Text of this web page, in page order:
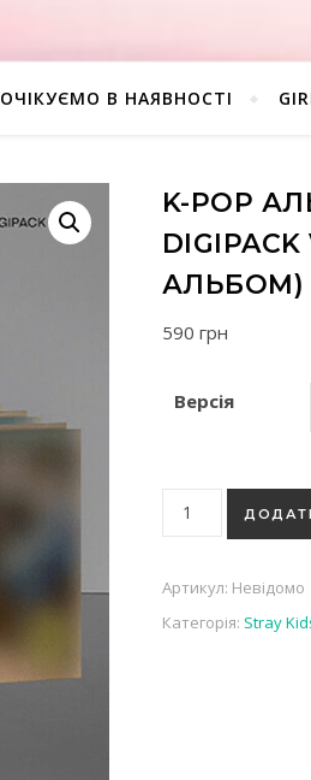
ОЧІКУЄМО В НАЯВНОСТІ
K-POP
АЛЬБОМ)
590 грн
Версія
K-pop альбом
Артикул: Невідомо
Категорія: Stray